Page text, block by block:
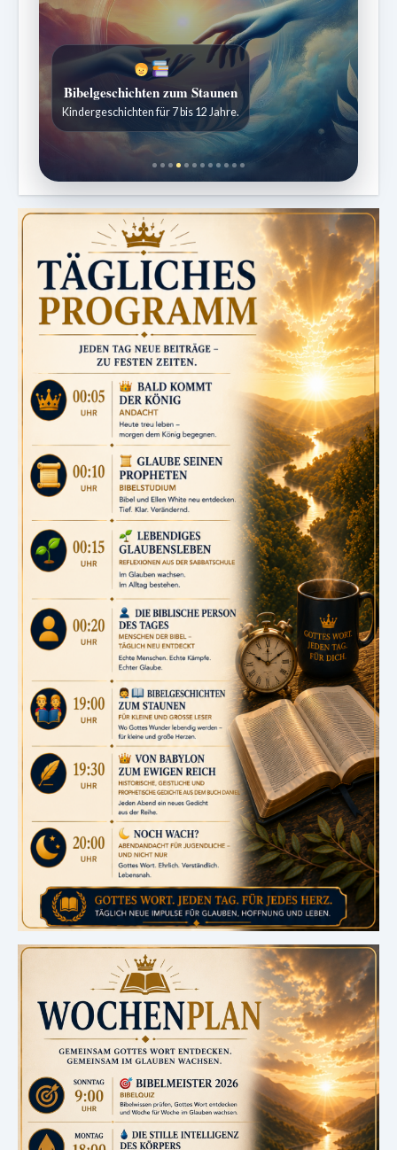
Bibelgeschichten zum Staunen
Kindergeschichten für 7 bis 12 Jahre.